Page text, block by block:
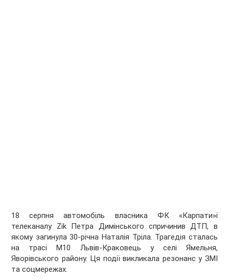
18 серпня автомобіль власника ФК «Карпати»і
телеканалу Zik Петра Димінського спричинив ДТП, в
якому загинула 30-річна Наталія Тріла. Трагедія сталась
на трасі М10 Львів-Краковець у селі Ямельня,
Яворівського району. Ця події викликала резонанс у ЗМІ
та соцмережах.